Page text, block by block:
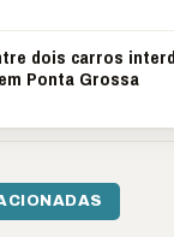
dois carros
Ponta Grossa